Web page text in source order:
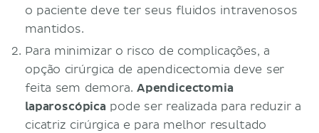
o paciente deve ter seus fluidos intravenosos
mantidos.
Para minimizar o risco de complicações, a
opção cirúrgica de apendicectomia deve ser
feita sem demora. Apendicectomia
laparoscópica pode ser realizada para reduzir a
cicatriz cirúrgica e para melhor resultado